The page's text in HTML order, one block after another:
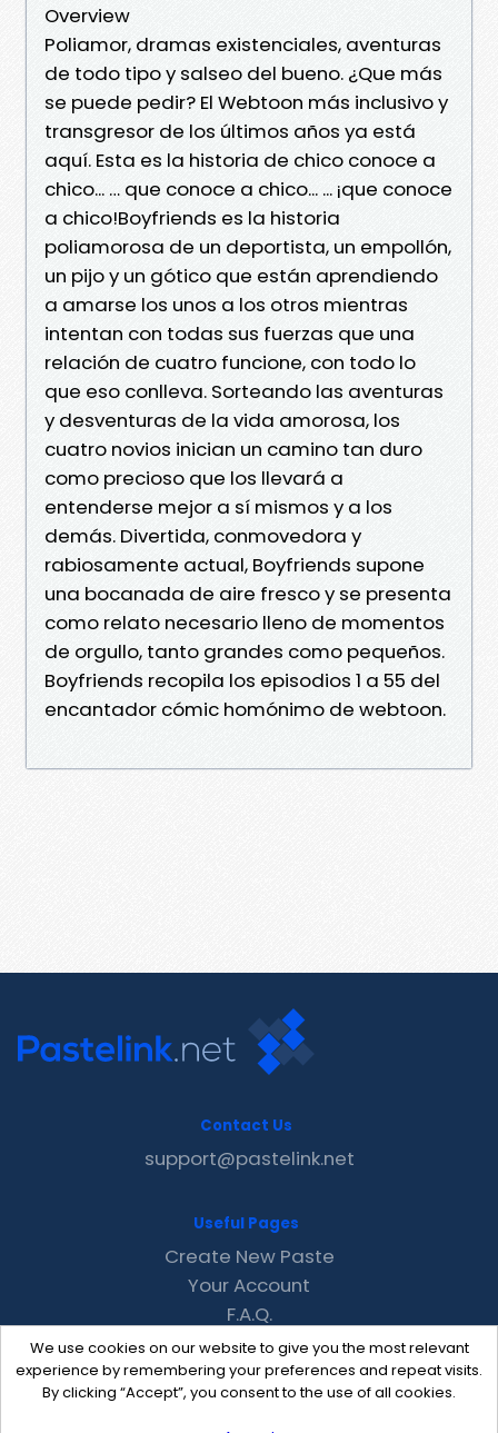
Overview
Poliamor, dramas existenciales, aventuras
de todo tipo y salseo del bueno. ¿Que más
se puede pedir? El Webtoon más inclusivo y
transgresor de los últimos años ya está
aquí. Esta es la historia de chico conoce a
chico... … que conoce a chico... ... ¡que conoce
a chico!Boyfriends es la historia
poliamorosa de un deportista, un empollón,
un pijo y un gótico que están aprendiendo
a amarse los unos a los otros mientras
intentan con todas sus fuerzas que una
relación de cuatro funcione, con todo lo
que eso conlleva. Sorteando las aventuras
y desventuras de la vida amorosa, los
cuatro novios inician un camino tan duro
como precioso que los llevará a
entenderse mejor a sí mismos y a los
demás. Divertida, conmovedora y
rabiosamente actual, Boyfriends supone
una bocanada de aire fresco y se presenta
como relato necesario lleno de momentos
de orgullo, tanto grandes como pequeños.
Boyfriends recopila los episodios 1 a 55 del
encantador cómic homónimo de webtoon.
We use cookies on our website to give you the most relevant
experience by remembering your preferences and repeat visits.
By clicking “Accept”, you consent to the use of all cookies.
Contact Us
support@pastelink.net
Useful Pages
Create New Paste
Your Account
F.A.Q.
Recent
Contact